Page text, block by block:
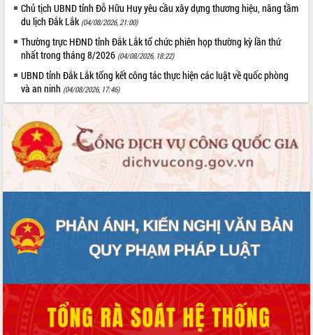
Chủ tịch UBND tỉnh Đỗ Hữu Huy yêu cầu xây dựng thương hiệu, nâng tầm
du lịch Đắk Lắk (04/08/2026, 21:00)
Thường trực HĐND tỉnh Đắk Lắk tổ chức phiên họp thường kỳ lần thứ
nhất trong tháng 8/2026 (04/08/2026, 18:22)
UBND tỉnh Đắk Lắk tổng kết công tác thực hiện các luật về quốc phòng
và an ninh (04/08/2026, 17:46)